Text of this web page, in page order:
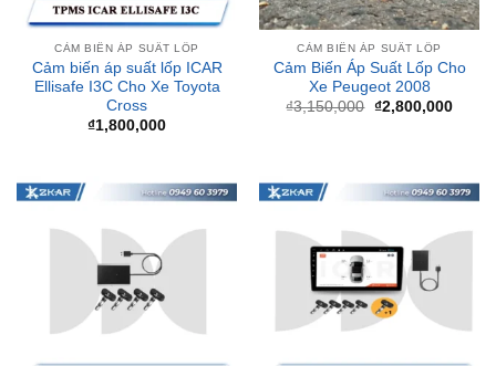
Cảm biến áp suất lốp ICAR
Ellisafe I3C Cho Xe Toyota
Cross
₫1,800,000
Cảm Biến Áp Suất Lốp Cho
Xe Peugeot 2008
3,150,000 Giá
gốc
là:
₫3,150,000.
₫2,800,000
hiện
tại